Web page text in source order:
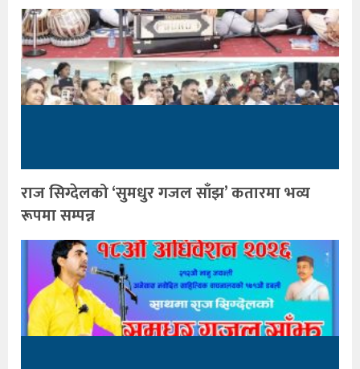
राज सिग्देलको ‘सुमधुर गजल साँझ’ कतारमा भव्य
रूपमा सम्पन्न